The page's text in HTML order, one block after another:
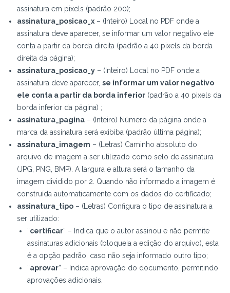
assinatura em pixels (padrão 200);
assinatura_posicao_x – (Inteiro) Local no PDF onde a
assinatura deve aparecer, se informar um valor negativo ele
conta a partir da borda direita (padrão a 40 pixels da borda
direita da página);
assinatura_posicao_y – (Inteiro) Local no PDF onde a
assinatura deve aparecer,se informar um valor negativo
ele conta a partir da borda inferior (padrão a 40 pixels da
borda inferior da página) ;
assinatura_pagina – (Inteiro) Número da página onde a
marca da assinatura será exibiba (padrão última página);
assinatura_imagem – (Letras) Caminho absoluto do
arquivo de imagem a ser utilizado como selo de assinatura
(JPG, PNG, BMP). A largura e altura será o tamanho da
imagem dividido por 2. Quando não informado a imagem é
construída automaticamente com os dados do certificado;
assinatura_tipo – (Letras) Configura o tipo de assinatura a
ser utilizado:
“certificar” – Indica que o autor assinou e não permite
assinaturas adicionais (bloqueia a edição do arquivo), esta
é a opção padrão, caso não seja informado outro tipo;
“aprovar” – Indica aprovação do documento, permitindo
aprovações adicionais.